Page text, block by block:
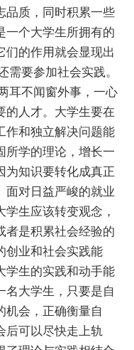
品质，同时积累一些
一个大学生所拥有的
们的作用就会显现出
需要参加社会实践。
耳不闻窗外事，一心
的人才。大学生要在
作和独立解决问题能
所学的理论，增长一
为知识要转化成真正
面对日益严峻的就业
生应该转变观念，
者是积累社会经验的
创业和社会实践能
学生的实践和动手能
名大学生，只要是自
机会，正确衡量自
后可以尽快走上轨